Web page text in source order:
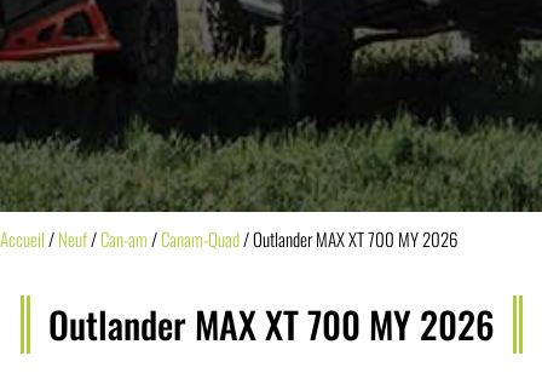
Accueil/Neuf/Can-am/Canam-Quad/ Outlander MAX XT 700 MY 2026
Outlander MAX XT 700 MY 2026